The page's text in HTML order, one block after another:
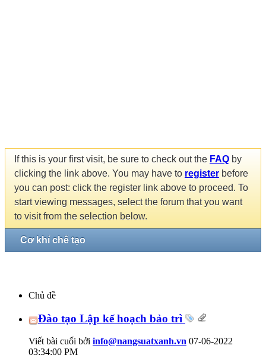
If this is your first visit, be sure to check out the FAQ by
clicking the link above. You may have to register before
you can post: click the register link above to proceed. To
start viewing messages, select the forum that you want
to visit from the selection below.
Cơ khí chế tạo
Chủ đề
Đào tạo Lập kế hoạch bảo trì
Viết bài cuối bởi info@nangsuatxanh.vn 07-06-2022
03:34:00 PM